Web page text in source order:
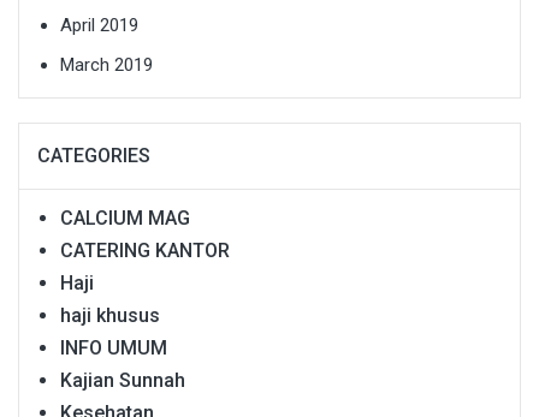
April 2019
March 2019
CATEGORIES
CALCIUM MAG
CATERING KANTOR
Haji
haji khusus
INFO UMUM
Kajian Sunnah